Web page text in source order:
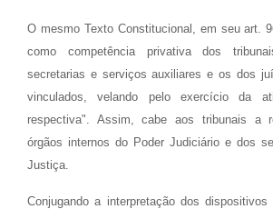
O mesmo Texto Constitucional, em seu art.
como competência privativa dos
secretarias e serviços auxiliares e os dos
vinculados, velando pelo exercício da
respectiva". Assim, cabe aos tribunais a
órgãos internos do Poder Judiciário e dos
Justiça.
Conjugando a interpretação dos